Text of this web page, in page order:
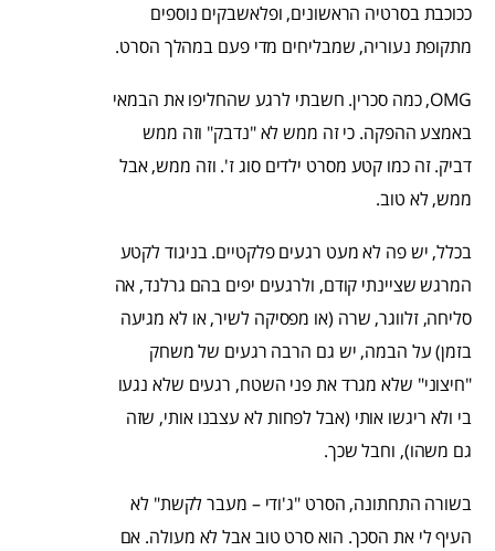
ככוכבת בסרטיה הראשונים, ופלאשבקים נוספים
מתקופת נעוריה, שמבליחים מדי פעם במהלך הסרט.
OMG, כמה סכרין. חשבתי לרגע שהחליפו את הבמאי
באמצע ההפקה. כי זה ממש לא "נדבק" וזה ממש
דביק. זה כמו קטע מסרט ילדים סוג ז'. וזה ממש, אבל
ממש, לא טוב.
בכלל, יש פה לא מעט רגעים פלקטיים. בניגוד לקטע
המרגש שציינתי קודם, ולרגעים יפים בהם גרלנד, אה
סליחה, זלווגר, שרה (או מפסיקה לשיר, או לא מגיעה
בזמן) על הבמה, יש גם הרבה רגעים של משחק
"חיצוני" שלא מגרד את פני השטח, רגעים שלא נגעו
בי ולא ריגשו אותי (אבל לפחות לא עצבנו אותי, שזה
גם משהו), וחבל שכך.
בשורה התחתונה, הסרט "ג'ודי – מעבר לקשת" לא
העיף לי את הסכך. הוא סרט טוב אבל לא מעולה. אם